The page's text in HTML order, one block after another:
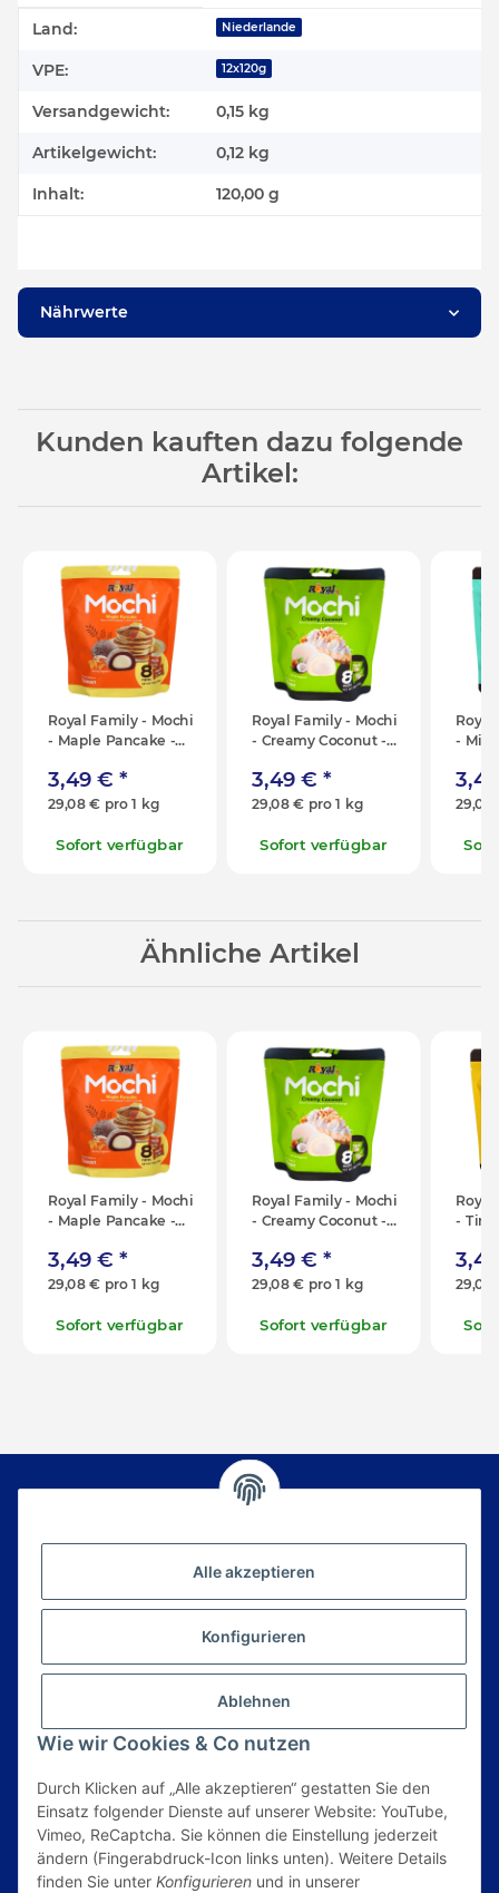
Alle akzeptieren
Konfigurieren
Ablehnen
Wie wir Cookies & Co nutzen
Durch Klicken auf „Alle akzeptieren“ gestatten Sie den
Einsatz folgender Dienste auf unserer Website: YouTube,
Vimeo, ReCaptcha. Sie können die Einstellung jederzeit
ändern (Fingerabdruck-Icon links unten). Weitere Details
finden Sie unter Konfigurieren und in unserer
Produkteigenschaft
Wert
Land: Niederlande
VPE: 12x120g
Versandgewicht: 0,15 kg
Artikelgewicht: 0,12 kg
Inhalt: 120,00 g
Nährwerte
Kunden kauften dazu folgende
Artikel:
Royal Family - Mochi
- Maple Pancake -
3,49 €*
29,08 € pro 1 kg
Sofort verfügbar
Royal Family - Mochi
- Creamy Coconut -
3,49 €*
29,08 € pro 1 kg
Sofort verfügbar
- Mint
29,08
Ähnliche Artikel
Royal Family - Mochi
- Maple Pancake -
3,49 €*
29,08 € pro 1 kg
Sofort verfügbar
Royal Family - Mochi
- Creamy Coconut -
3,49 €*
29,08 € pro 1 kg
Sofort verfügbar
-
29,08
Newsletter Abonnieren
Bitte senden Sie mir entsprechend Ihrer
Datenschutzerklärungregelmäßig und jederzeit
widerruflich Informationen zu Ihrem
Informationen
Gesetzliche Informationen